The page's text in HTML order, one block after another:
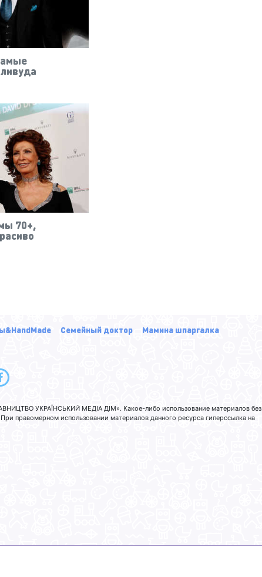
70+,
Семейный доктор
Мамина шпаргалка
УКРАЇНСЬКИЙ МЕДІА ДІМ». Какое-либо использование материалов без
использовании материалов данного ресурса гиперссылка на